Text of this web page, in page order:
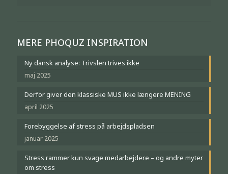
MERE PHOQUZ INSPIRATION
Ny dansk analyse: Trivslen trives ikke
maj 2025
Derfor giver den klassiske MUS ikke længere MENING
april 2025
Forebyggelse af stress på arbejdspladsen
januar 2025
Stress rammer kun svage medarbejdere – og andre myter
om stress